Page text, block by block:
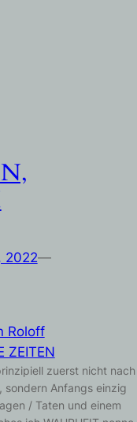
2022—
Roloff
ZEITEN
zuerst nicht nach
sondern Anfangs einzig
/ Taten und einem